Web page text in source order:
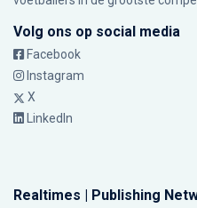
Volg ons op social media
Facebook
Instagram
X
LinkedIn
Realtimes | Publishing